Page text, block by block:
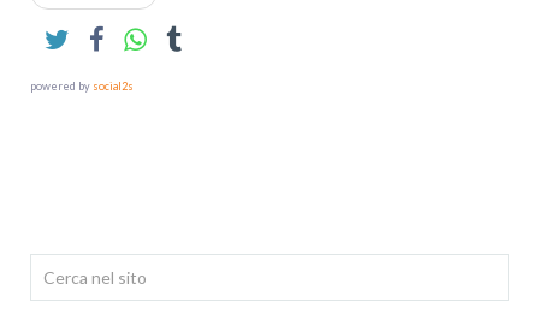
powered by social2s
Cerca...